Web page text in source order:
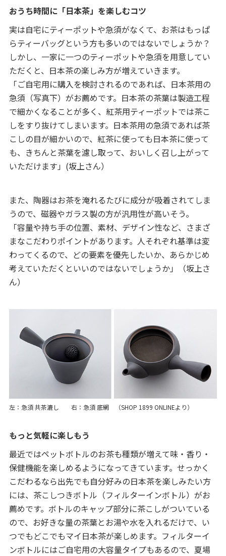
おうち時間に「日本茶」を楽しむコツ
実は自宅にティーポットや急須がなくて、お茶はもっぱ
らティーバッグという方も多いのではないでしょうか？
しかし、一家に一つのティーポットや急須を用意してい
ただくと、日本茶の楽しみ方が増えていきます。
「ご自宅用に購入を検討されるのであれば、日本茶用の
急須（写真下）がお薦めです。日本茶の茶葉は製造工程
で細かくなることが多く、紅茶用ティーポットでは茶こ
しをすり抜けてしまいます。日本茶用の急須であれば茶
こしの目が細かいので、紅茶に使っても日本茶に使って
も、きちんと茶葉を濾し取って、おいしく召し上がって
いただけます」(坂上さん）
また、陶器はお茶を淹れるたびに成分が吸着されてしま
うので、磁器やガラス製の方が汎用性が高いそう。
「容量や持ち手の位置、素材、デザイン性など、さまざ
まなこだわりポイントがあります。人それぞれ基準は変
わってくるので、どの要素を優先したいか、あらかじめ
考えていただくといいのではないでしょうか」（坂上さ
ん）
左：急須 共茶漉し 右：急須 底網 （SHOP 1899 ONLINEより）
もっと気軽に楽しもう
最近ではペットボトルのお茶も種類が増えて味・香り・
保健機能を楽しめるようになってきています。せっかく
こだわるなら出先でも自分好みの日本茶を楽しみたい方
には、茶こしつきボトル（フィルターインボトル）がお
薦めです。ボトルのキャップ部分に茶こしがついている
ので、お好きな量の茶葉とお湯や水を入れるだけで、い
つでもどこでもマイ日本茶が楽しめます。フィルターイ
ンボトルにはご自宅用の大容量タイプもあるので、夏場